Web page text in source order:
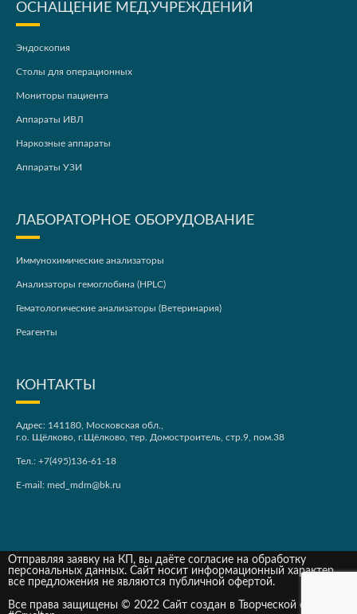
ОСНАЩЕНИЕ МЕД.УЧРЕЖДЕНИЙ
Эндоскопия
Столы для операционных
Мониторы пациента
Аппараты ИВЛ
Наркозные аппараты
Аппараты УЗИ
ЛАБОРАТОРНОЕ ОБОРУДОВАНИЕ
Иммунохимические анализаторы
Анализаторы гемоглобина (HPLC)
Гематологические анализаторы (Ветеринария)
Реагенты
КОНТАКТЫ
Адрес: 141180, Московская обл.,
г.о. Щёлково, г.Щёлково, тер. Домостроитель, стр.9, пом.38
Тел.: +7(495)136-61-18
E-mail: med_mdm@bk.ru
Отправляя заявку на КП, вы даёте согласие на обработку
персональных данных. Сайт носит информационный характер,
все предложения не являются публичной офертой.
Все права защищены © 2022 Сайт создан в Творческой студии